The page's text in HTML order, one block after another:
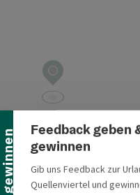
n
Feedback geben
gewinnen
Gib uns Feedback zur
Quellenviertel und